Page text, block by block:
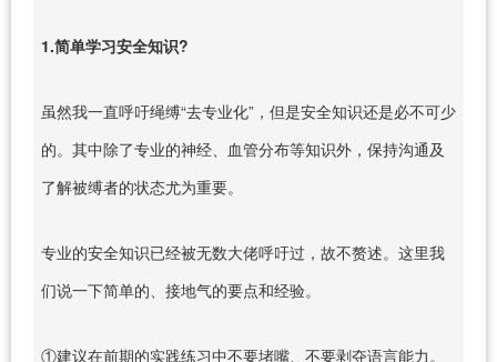
1.简单学习安全知识?
虽然我一直呼吁绳缚“去专业化”，但是安全知识还是必不可少
的。其中除了专业的神经、血管分布等知识外，保持沟通及
了解被缚者的状态尤为重要。
专业的安全知识已经被无数大佬呼吁过，故不赘述。这里我
们说一下简单的、接地气的要点和经验。
①建议在前期的实践练习中不要堵嘴、不要剥夺语言能力。